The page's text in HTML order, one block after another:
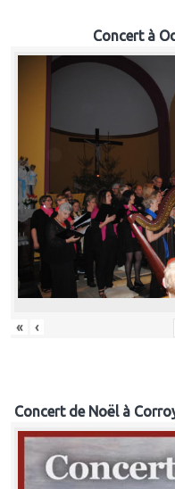
Concert à
« ‹
Concert de Noël à